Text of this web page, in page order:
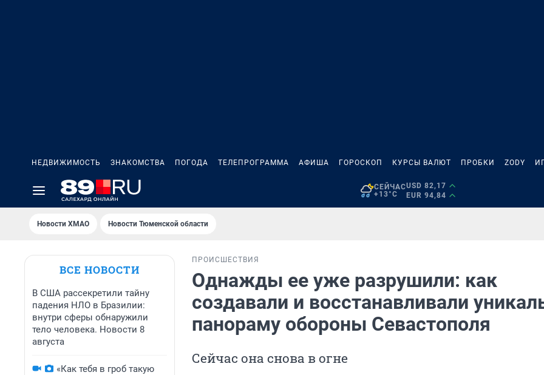
НЕДВИЖИМОСТЬ ЗНАКОМСТВА ПОГОДА ТЕЛЕПРОГРАММА АФИША ГОРОСКОП КУРСЫ ВАЛЮТ ПРОБКИ ZODY
СЕЙЧАС
+13°C
USD 82,17
EUR 94,84
Новости ХМАО Новости Тюменской области
ВСЕ НОВОСТИ
В США рассекретили тайну
падения НЛО в Бразилии:
внутри сферы обнаружили
тело человека. Новости 8
августа
«Как тебя в гроб такую
ПРОИСШЕСТВИЯ
Однажды ее уже разрушили: как
создавали и восстанавливали
панораму обороны Севастополя
Сейчас она снова в огне